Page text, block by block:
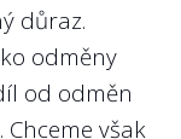
důraz.
odměny
od odměn
však